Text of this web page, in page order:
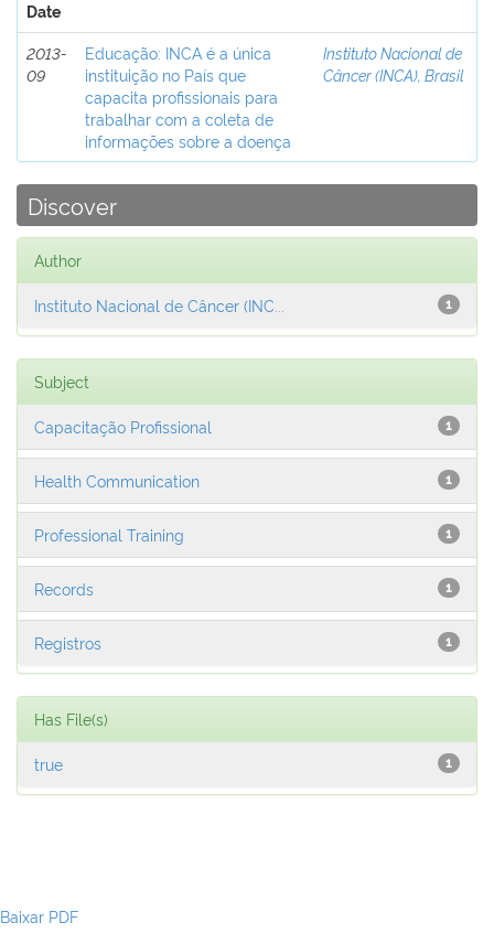
Date
2013-
09
Educação: INCA é a única
instituição no País que
capacita profissionais para
trabalhar com a coleta de
informações sobre a doença
Instituto Nacional de
Câncer (INCA), Brasil
Discover
Author
1
Instituto Nacional de Câncer (INC...
Subject
1
Capacitação Profissional
1
Health Communication
1
Professional Training
1
Records
1
Registros
Has File(s)
1
true
Baixar PDF